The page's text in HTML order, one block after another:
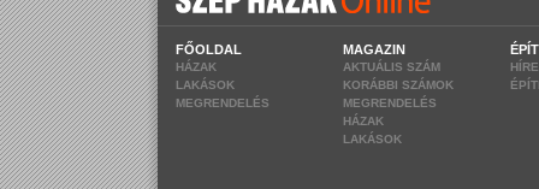
FŐOLDAL
HÁZAK
LAKÁSOK
MEGRENDELÉS
MAGAZIN
AKTUÁLIS SZÁM
KORÁBBI SZÁMOK
MEGRENDELÉS
HÁZAK
LAKÁSOK